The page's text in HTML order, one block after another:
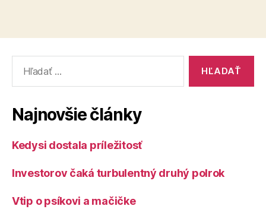
Najnovšie články
Kedysi dostala príležitosť
Investorov čaká turbulentný druhý polrok
Vtip o psíkovi a mačičke